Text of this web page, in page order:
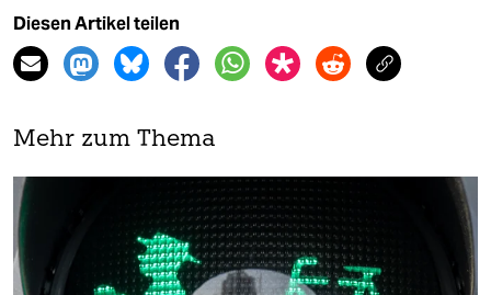
Diesen Artikel teilen
Mehr zum Thema